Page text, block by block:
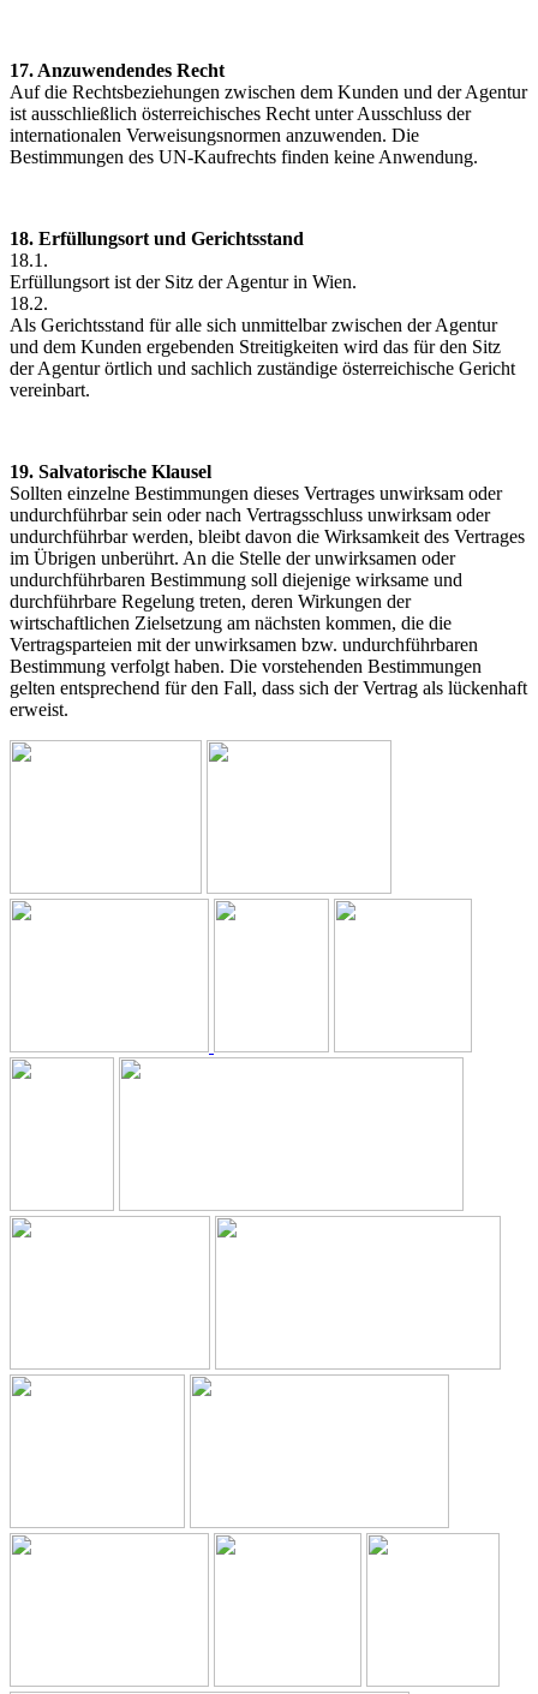
17. Anzuwendendes Recht
Auf die Rechtsbeziehungen zwischen dem Kunden und der Agentur
ist ausschließlich österreichisches Recht unter Ausschluss der
internationalen Verweisungsnormen anzuwenden. Die
Bestimmungen des UN-Kaufrechts finden keine Anwendung.
18. Erfüllungsort und Gerichtsstand
18.1.
Erfüllungsort ist der Sitz der Agentur in Wien.
18.2.
Als Gerichtsstand für alle sich unmittelbar zwischen der Agentur
und dem Kunden ergebenden Streitigkeiten wird das für den Sitz
der Agentur örtlich und sachlich zuständige österreichische Gericht
vereinbart.
19. Salvatorische Klausel
Sollten einzelne Bestimmungen dieses Vertrages unwirksam oder
undurchführbar sein oder nach Vertragsschluss unwirksam oder
undurchführbar werden, bleibt davon die Wirksamkeit des Vertrages
im Übrigen unberührt. An die Stelle der unwirksamen oder
undurchführbaren Bestimmung soll diejenige wirksame und
durchführbare Regelung treten, deren Wirkungen der
wirtschaftlichen Zielsetzung am nächsten kommen, die die
Vertragsparteien mit der unwirksamen bzw. undurchführbaren
Bestimmung verfolgt haben. Die vorstehenden Bestimmungen
gelten entsprechend für den Fall, dass sich der Vertrag als lückenhaft
erweist.